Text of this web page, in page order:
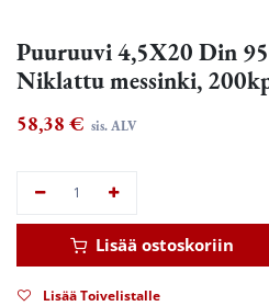
Puuruuvi 4,5X20 Din
Niklattu messinki,
58,38 € sis. ALV
Lisää ostoskoriin
Lisää Toivelistalle